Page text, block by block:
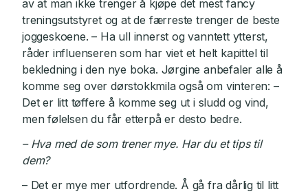
av at man ikke trenger å kjøpe det mest fancy
treningsutstyret og at de færreste trenger de beste
joggeskoene. – Ha ull innerst og vanntett ytterst,
råder influenseren som har viet et helt kapittel til
bekledning i den nye boka. Jørgine anbefaler alle å
komme seg over dørstokkmila også om vinteren: –
Det er litt tøffere å komme seg ut i sludd og vind,
men følelsen du får etterpå er desto bedre.
– Hva med de som trener mye. Har du et tips til
dem?
– Det er mye mer utfordrende. Å gå fra dårlig til litt